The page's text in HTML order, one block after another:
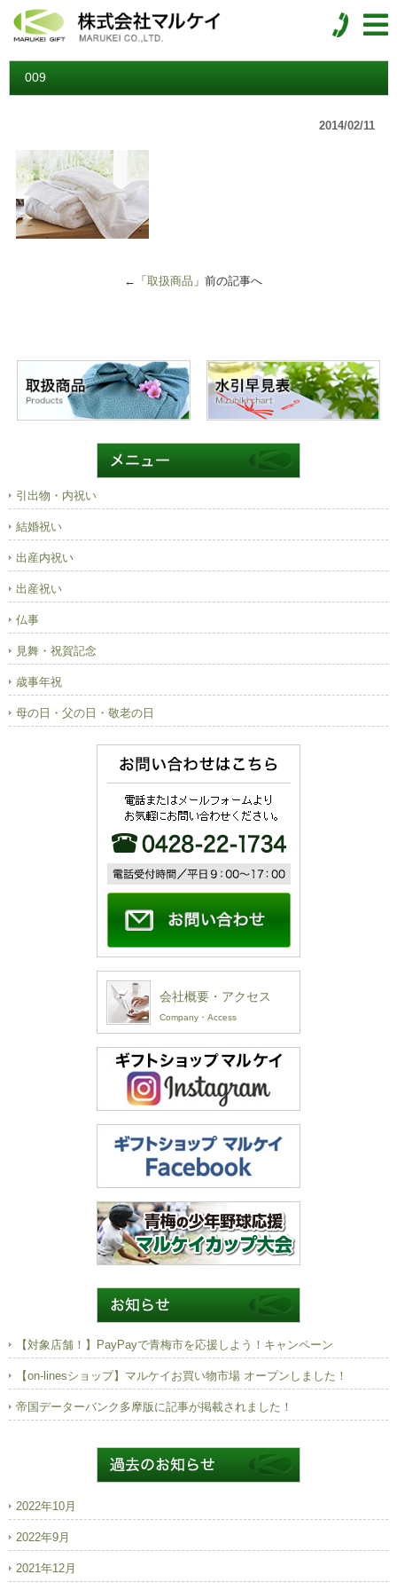
009
2014/02/11
←「 取扱商品 」前の記事へ
引出物・内祝い
結婚祝い
出産内祝い
出産祝い
仏事
見舞・祝賀記念
歳事年祝
母の日・父の日・敬老の日
会社概要・アクセス
Company・Access
【対象店舗！】PayPayで青梅市を応援しよう！キャンペーン
【on-linesショップ】マルケイお買い物市場 オープンしました！
帝国データーバンク多摩版に記事が掲載されました！
2022年10月
2022年9月
2021年12月